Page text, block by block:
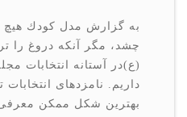
به گزارش مدل كودك هیچ كس
چشد، مگر آنكه دروغ را ترك كند
(ع)در آستانه انتخابات مجلس
داریم. نامزدهای انتخابات تلاش
بهترین شكل ممكن معرفی